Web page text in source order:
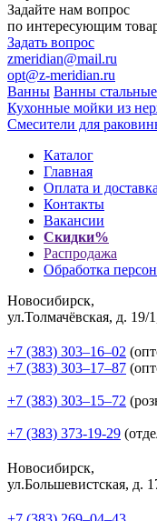
Задайте нам вопрос
по интересующим
Задать вопрос
zmeridian@mail.ru
opt@z-meridian.ru
Ванны Ванны стальные
Кухонные мойки из
Смесители для
Каталог
Главная
Оплата и доставка
Контакты
Вакансии
Скидки%
Распродажа
Обработка
Новосибирск,
ул.Толмачёвская, д. 19/
+7 (383) 303‒16‒02
+7 (383) 303‒17‒87
+7 (383) 303‒15‒72
+7 (383) 373-19-29
Новосибирск,
ул.Большевистская, д.